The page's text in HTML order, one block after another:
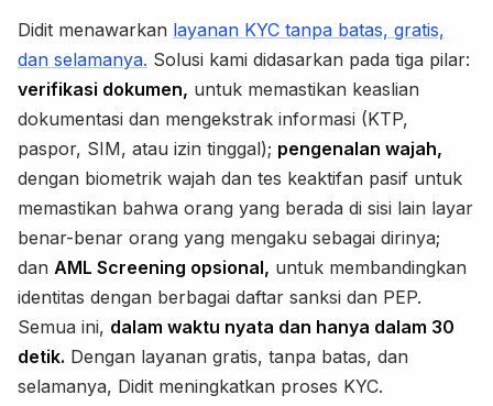
Didit menawarkan layanan KYC tanpa batas, gratis,
dan selamanya. Solusi kami didasarkan pada tiga pilar:
verifikasi dokumen, untuk memastikan keaslian
dokumentasi dan mengekstrak informasi (KTP,
paspor, SIM, atau izin tinggal); pengenalan wajah,
dengan biometrik wajah dan tes keaktifan pasif untuk
memastikan bahwa orang yang berada di sisi lain layar
benar-benar orang yang mengaku sebagai dirinya;
dan AML Screening opsional, untuk membandingkan
identitas dengan berbagai daftar sanksi dan PEP.
Semua ini, dalam waktu nyata dan hanya dalam 30
detik. Dengan layanan gratis, tanpa batas, dan
selamanya, Didit meningkatkan proses KYC.